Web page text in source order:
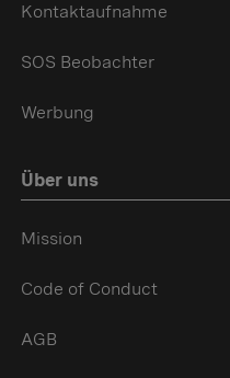
Kontaktaufnahme
SOS Beobachter
Werbung
Über uns
Mission
Code of Conduct
AGB